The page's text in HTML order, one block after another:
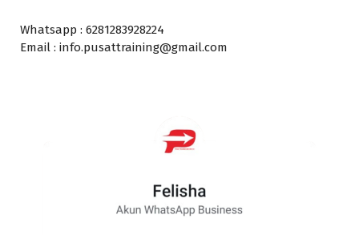
Whatsapp : 6281283928224
Email : info.pusattraining@gmail.com